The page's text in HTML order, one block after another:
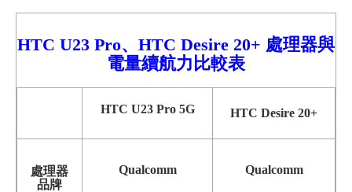
HTC U23 Pro、 HTC Desire 20+ 處理器與
電量續航力比較表
HTC U23 Pro 5G HTC Desire 20+
處理器
品牌
Qualcomm Qualcomm